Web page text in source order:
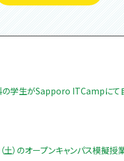
学生がSapporo ITCampにて
土）のオープンキャンパス模擬授